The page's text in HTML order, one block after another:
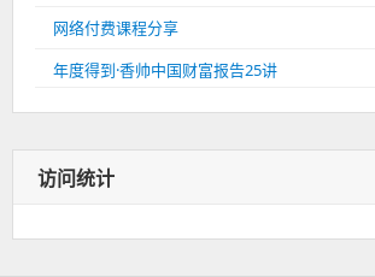
网络付费课程分享
年度得到·香帅中国财富报告25讲
访问统计